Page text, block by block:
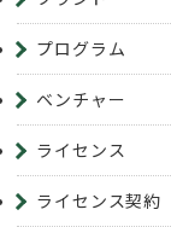
プログラム
ベンチャー
ライセンス
ライセンス契約